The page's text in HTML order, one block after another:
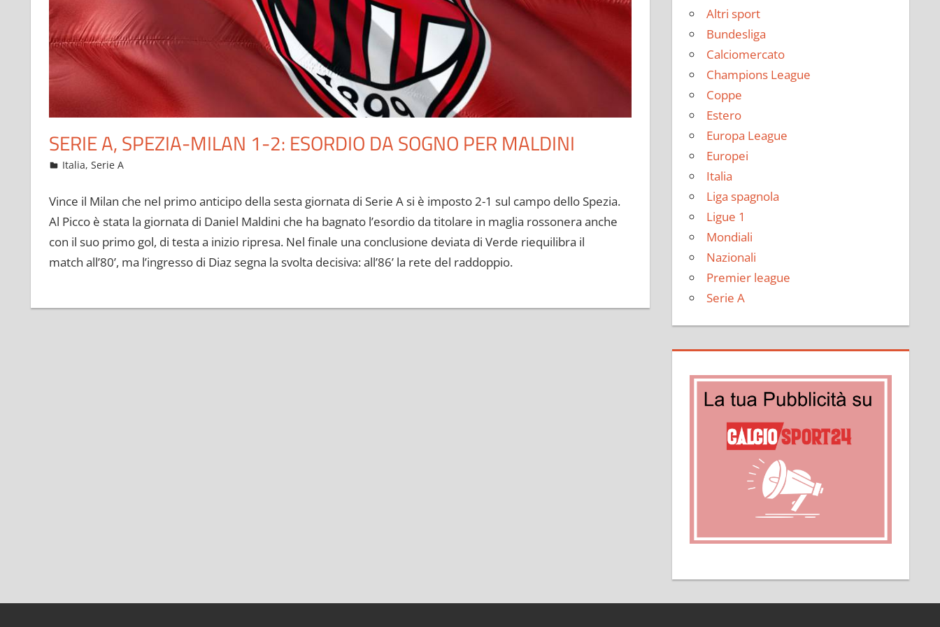
SERIE A, SPEZIA-MILAN 1-2: ESORDIO DA SOGNO PER MALDINI
Settembre 27, 2021
admin
Italia,Serie A
Vince il Milan che nel primo anticipo della sesta giornata di Serie A si è imposto 2-1 sul campo dello Spezia.
Al Picco è stata la giornata di Daniel Maldini che ha bagnato l’esordio da titolare in maglia rossonera anche
con il suo primo gol, di testa a inizio ripresa. Nel finale una conclusione deviata di Verde riequilibra il
match all’80’, ma l’ingresso di Diaz segna la svolta decisiva: all’86’ la rete del raddoppio.
Altri sport
Bundesliga
Calciomercato
Champions League
Coppe
Estero
Europa League
Europei
Italia
Liga spagnola
Ligue 1
Mondiali
Nazionali
Premier league
Serie A